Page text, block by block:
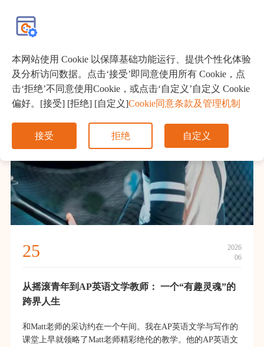
25
2026
06
从摇滚青年到AP英语文学教师： 一个“有趣灵魂”的
跨界人生
和Matt老师的采访约在一个午间。我在AP英语文学与写作的
课堂上早就领略了Matt老师精彩绝伦的教学。他的AP英语文
本网站使用 Cookie 以保障基础功能运行、提供个性化体验
及分析访问数据。点击‘接受’即同意使用所有 Cookie，点
击‘拒绝’不同意使用Cookie，或点击‘自定义’自定义 Cookie
偏好。[接受] [拒绝] [自定义]Cookie同意条款及管理机制
接受 拒绝 自定义